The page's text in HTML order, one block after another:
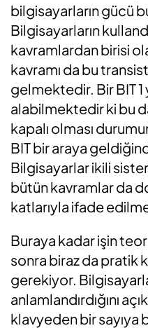
bilgisayarların gücü
Bilgisayarların
kavramlardan birisi
kavramı da bu
gelmektedir. Bir BIT
alabilmektedir ki bu
kapalı olması
BIT bir araya
Bilgisayarlar ikili
bütün kavramlar da
katlarıyla ifade
Buraya kadar işin
sonra biraz da pratik
gerekiyor.
anlamlandırdığını
klavyeden bir sayıya